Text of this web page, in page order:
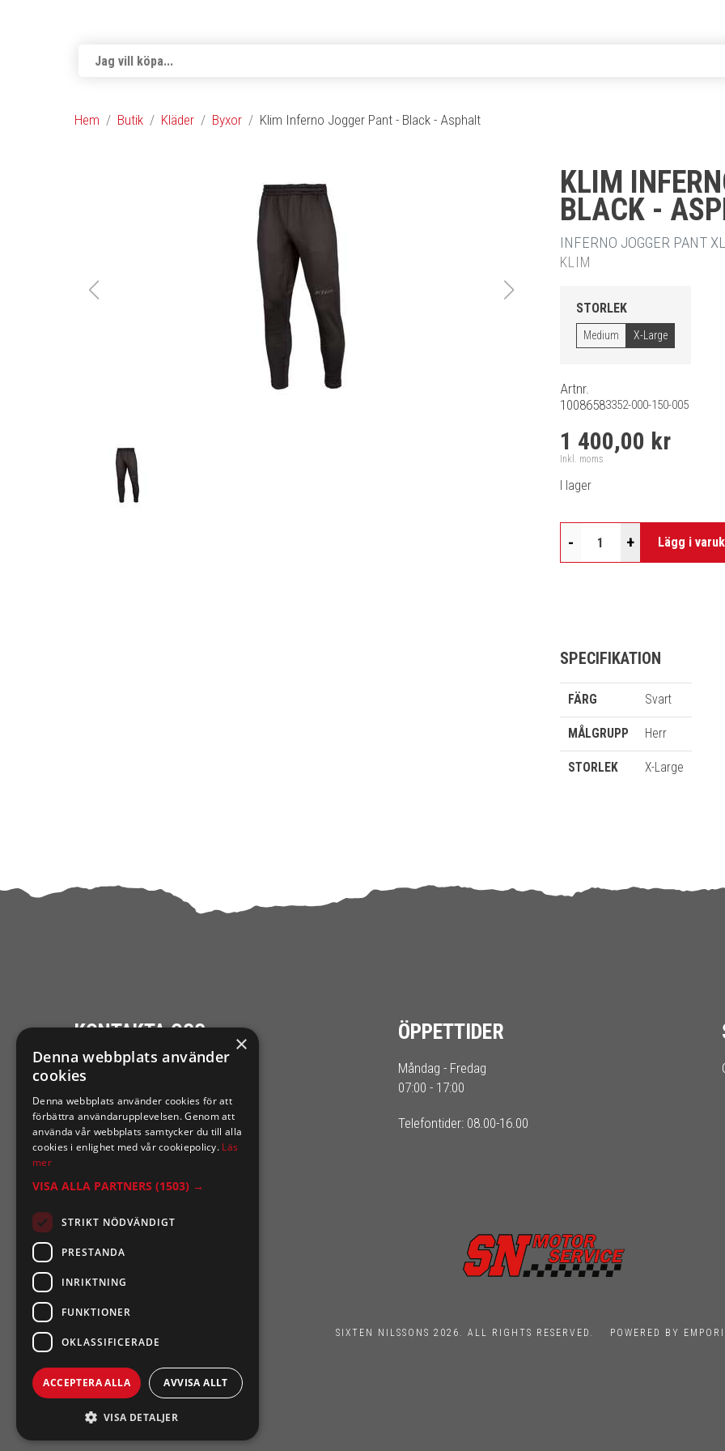
Hem Butik Kläder Byxor Klim Inferno Jogger Pant - Black - Asphalt
KLIM
BLACK -
INFERNO JOGGER PANT
KLIM
STORLEK
Medium X-Large
Artnr.
10086583352-000-150-005
1 400,00 kr
Inkl. moms
I lager
- + Lägg i
SPECIFIKATION
FÄRG Svart
MÅLGRUPP Herr
STORLEK X-Large
KONTAKTA OSS
Ångra mitt köp
0921-102 09
support@sixtennilssons.com
ÖPPETTIDER
Måndag - Fredag
07:00 - 17:00
Telefontider: 08.00-16.00
SIXTEN NILSSONS 2026. ALL RIGHTS RESERVED. POWERED BY
×
Denna webbplats använder
cookies
Denna webbplats använder cookies för att
förbättra användarupplevelsen. Genom att
använda vår webbplats samtycker du till alla
cookies i enlighet med vår cookiepolicy. Läs
mer
VISA ALLA PARTNERS (1503) →
STRIKT NÖDVÄNDIGT
PRESTANDA
INRIKTNING
FUNKTIONER
OKLASSIFICERADE
ACCEPTERA ALLA AVVISA ALLT
VISA DETALJER